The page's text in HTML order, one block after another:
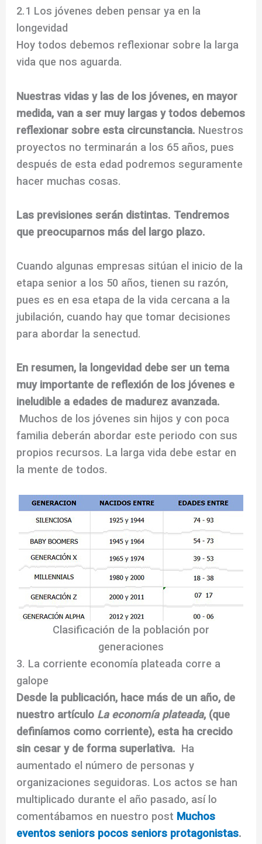
2.1 Los jóvenes deben pensar ya en la
longevidad
Hoy todos debemos reflexionar sobre la larga
vida que nos aguarda.
Nuestras vidas y las de los jóvenes, en mayor
medida, van a ser muy largas y todos debemos
reflexionar sobre esta circunstancia. Nuestros
proyectos no terminarán a los 65 años, pues
después de esta edad podremos seguramente
hacer muchas cosas.
Las previsiones serán distintas. Tendremos
que preocuparnos más del largo plazo.
Cuando algunas empresas sitúan el inicio de la
etapa senior a los 50 años, tienen su razón,
pues es en esa etapa de la vida cercana a la
jubilación, cuando hay que tomar decisiones
para abordar la senectud.
En resumen, la longevidad debe ser un tema
muy importante de reflexión de los jóvenes e
ineludible a edades de madurez avanzada.
Muchos de los jóvenes sin hijos y con poca
familia deberán abordar este periodo con sus
propios recursos. La larga vida debe estar en
la mente de todos.
Clasificación de la población por
generaciones
3. La corriente economía plateada corre a
galope
Desde la publicación, hace más de un año, de
nuestro artículo La economía plateada, (que
definíamos como corriente), esta ha crecido
sin cesar y de forma superlativa. Ha
aumentado el número de personas y
organizaciones seguidoras. Los actos se han
multiplicado durante el año pasado, así lo
comentábamos en nuestro post Muchos
eventos seniors pocos seniors protagonistas.